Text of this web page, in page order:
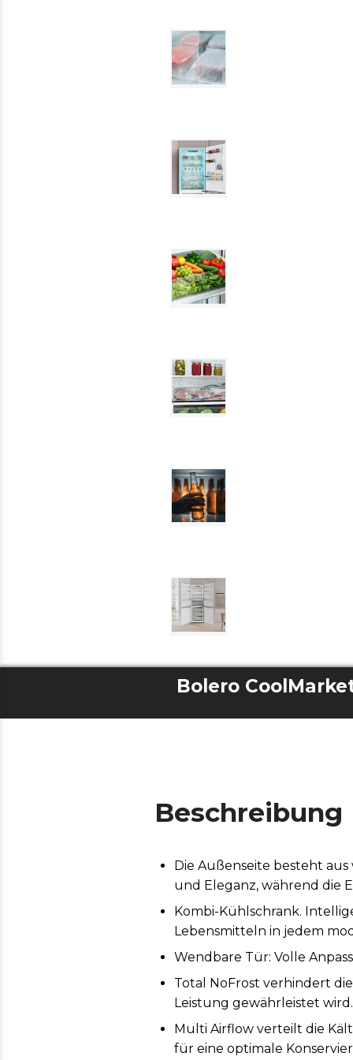
Beschreibung
Die Außenseite besteht
und Eleganz, während die
Kombi-Kühlschrank.
Lebensmitteln in jedem
Wendbare Tür: Volle
Total NoFrost verhindert
Leistung gewährleistet wird.
Multi Airflow verteilt die
für eine optimale